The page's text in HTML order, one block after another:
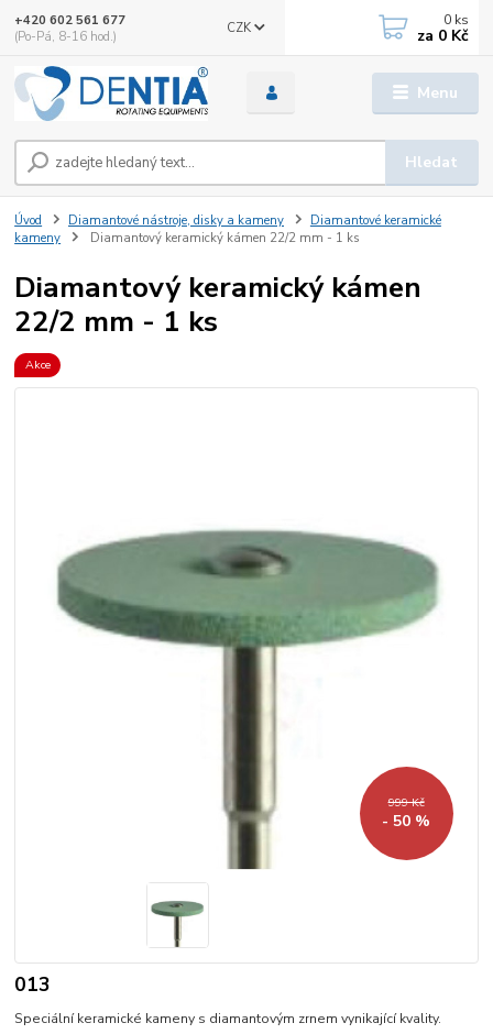
Menu
CZK
Hledat
+420 602 561 677
(Po-Pá, 8-16 hod.)
0 ks
za 0 Kč
Úvod Diamantové nástroje, disky a kameny
Diamantové keramické
kameny
Diamantový keramický kámen 22/2 mm - 1 ks
Diamantový keramický kámen
22/2 mm - 1 ks
Akce
999 Kč
- 50 %
013
Speciální keramické kameny s diamantovým zrnem vynikající kvality.